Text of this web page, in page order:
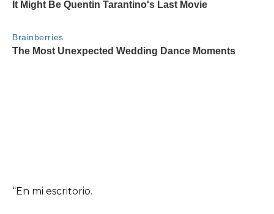
“En mi escritorio.